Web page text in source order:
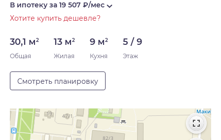
В ипотеку за 19 507 ₽/мес
Хотите купить дешевле?
30,1 м2
Общая
13 м2
Жилая
9 м2
Кухня
5 / 9
Этаж
Смотреть планировку